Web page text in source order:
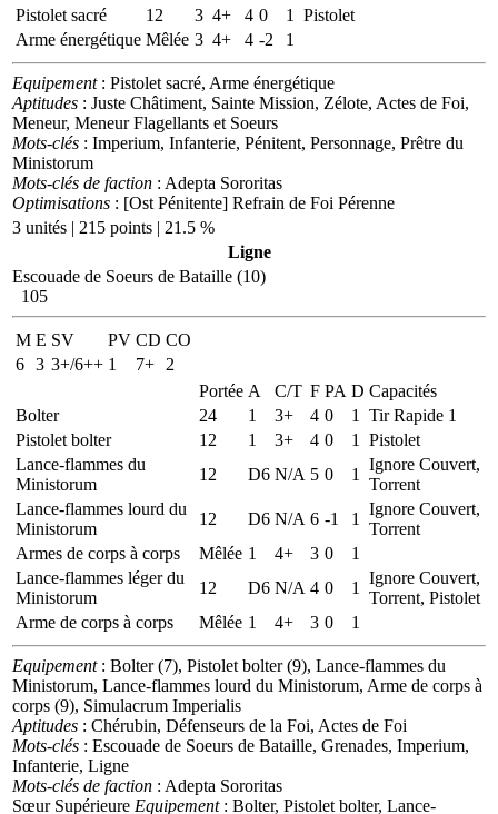
Pistolet sacré
12 3 4+ 4 0 1
Pistolet
Arme énergétique Mêlée 3 4+ 4 -2 1
Equipement: Pistolet sacré, Arme énergétique
Aptitudes : Juste Châtiment, Sainte Mission, Zélote, Actes de Foi,
Meneur, Meneur Flagellants et Soeurs
Mots-clés : Imperium, Infanterie, Pénitent, Personnage, Prêtre du
Ministorum
Mots-clés de faction : Adepta Sororitas
Optimisations : [Ost Pénitente] Refrain de Foi Pérenne
3 unités | 215 points | 21.5 %
Ligne
Escouade de Soeurs de Bataille (10)
105
M E SV PV CD CO
6 3 3+/6++ 1 7+
2
Portée A C/T F PA D Capacités
Bolter
24 1 3+ 4 0 1
Tir Rapide 1
Pistolet bolter
12 1 3+ 4 0 1
Pistolet
Lance-flammes du
Ministorum
12 D6 N/A 5 0 1
Ignore Couvert,
Torrent
Lance-flammes lourd du
Ministorum
12 D6 N/A 6 -1 1
Ignore Couvert,
Torrent
Armes de corps à corps
Mêlée 1 4+ 3 0
1
Lance-flammes léger du
Ministorum
12 D6 N/A 4 0 1
Ignore Couvert,
Torrent, Pistolet
Arme de corps à corps
Mêlée 1 4+ 3 0 1
Equipement: Bolter (7), Pistolet bolter (9), Lance-flammes du
Ministorum, Lance-flammes lourd du Ministorum, Arme de corps à
corps (9), Simulacrum Imperialis
Aptitudes : Chérubin, Défenseurs de la Foi, Actes de Foi
Mots-clés : Escouade de Soeurs de Bataille, Grenades, Imperium,
Infanterie, Ligne
Mots-clés de faction : Adepta Sororitas
Sœur Supérieure Equipement: Bolter, Pistolet bolter, Lance-